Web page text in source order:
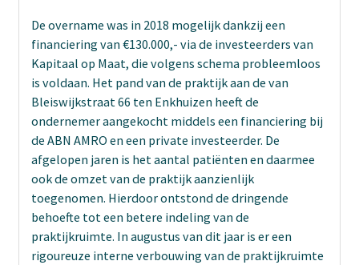
De overname was in 2018 mogelijk dankzij een
financiering van €130.000,- via de investeerders van
Kapitaal op Maat, die volgens schema probleemloos
is voldaan. Het pand van de praktijk aan de van
Bleiswijkstraat 66 ten Enkhuizen heeft de
ondernemer aangekocht middels een financiering bij
de ABN AMRO en een private investeerder. De
afgelopen jaren is het aantal patiënten en daarmee
ook de omzet van de praktijk aanzienlijk
toegenomen. Hierdoor ontstond de dringende
behoefte tot een betere indeling van de
praktijkruimte. In augustus van dit jaar is er een
rigoureuze interne verbouwing van de praktijkruimte